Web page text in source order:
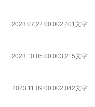
2023.07.22 00:002,401文字
2023.10.05 00:003,215文字
2023.11.09 00:002,042文字